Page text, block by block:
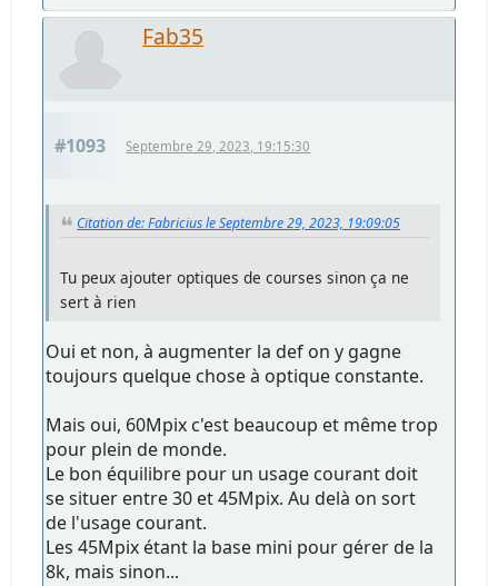
Fab35
#1093 Septembre 29, 2023, 19:15:30
Citation de: Fabricius le Septembre 29, 2023, 19:09:05
Tu peux ajouter optiques de courses sinon ça ne
sert à rien
Oui et non, à augmenter la def on y gagne
toujours quelque chose à optique constante.
Mais oui, 60Mpix c'est beaucoup et même trop
pour plein de monde.
Le bon équilibre pour un usage courant doit
se situer entre 30 et 45Mpix. Au delà on sort
de l'usage courant.
Les 45Mpix étant la base mini pour gérer de la
8k, mais sinon...